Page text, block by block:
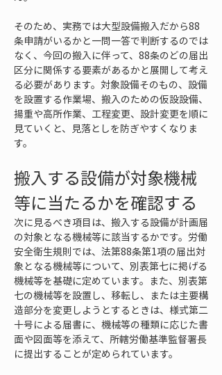
そのため、実務では大型設備搬入だから88
条申請がいるかと一問一答で判断するのでは
なく、今回の搬入に伴って、88条のどの届出
区分に関係する要素があるかと展開して考え
る必要があります。対象設備そのもの、設備
を設置する作業場、搬入のための仮設設備、
揚重や高所作業、工程変更、設計変更を順に
見ていくと、見落としを防ぎやすくなりま
す。
搬入する設備が対象機械
等に当たるかを確認する
次に見るべき項目は、搬入する設備が計画届
の対象となる機械等に該当するかです。労働
安全衛生規則では、法第88条第1項の届出対
象となる機械等について、別表第七に掲げる
機械等を基礎に定めています。また、別表第
七の機械等を設置し、移転し、または主要構
造部分を変更しようとするときは、様式第二
十号による届書に、機械等の種類に応じた書
面や図面等を添えて、所轄労働基準監督署長
に提出することが定められています。